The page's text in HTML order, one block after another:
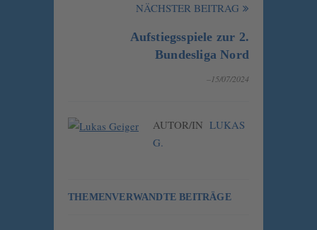
NÄCHSTER BEITRAG
Aufstiegsspiele zur 2.
Bundesliga Nord
–15/07/2024
AUTOR/IN LUKAS
G.
THEMENVERWANDTE BEITRÄGE